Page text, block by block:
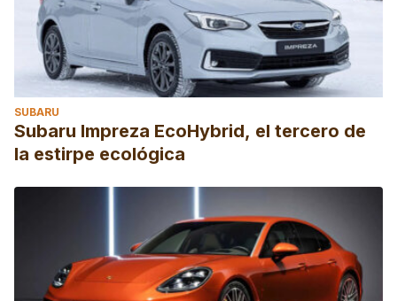
SUBARU
Subaru Impreza EcoHybrid, el tercero de
la estirpe ecológica